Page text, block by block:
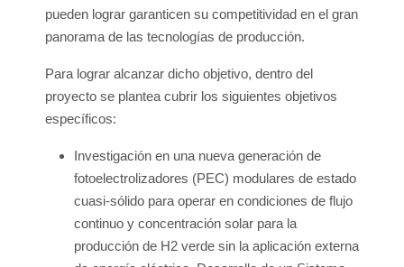
pueden lograr garanticen su competitividad en el gran
panorama de las tecnologías de producción.
Para lograr alcanzar dicho objetivo, dentro del
proyecto se plantea cubrir los siguientes objetivos
específicos:
Investigación en una nueva generación de
fotoelectrolizadores (PEC) modulares de estado
cuasi-sólido para operar en condiciones de flujo
continuo y concentración solar para la
producción de H2 verde sin la aplicación externa